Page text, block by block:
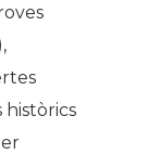
històrics